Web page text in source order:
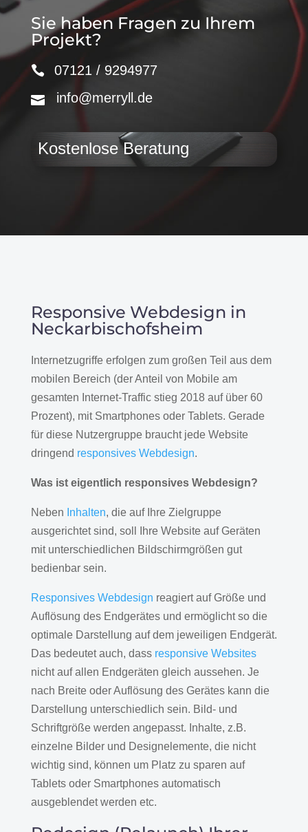
Sie haben Fragen zu Ihrem
Projekt?
07121 / 9294977
info@merryll.de
Kostenlose Beratung
Responsive Webdesign in
Neckarbischofsheim
Internetzugriffe erfolgen zum großen Teil aus dem
mobilen Bereich (der Anteil von Mobile am
gesamten Internet-Traffic stieg 2018 auf über 60
Prozent), mit Smartphones oder Tablets. Gerade
für diese Nutzergruppe braucht jede Website
dringend responsives Webdesign.
Was ist eigentlich responsives Webdesign?
Neben Inhalten, die auf Ihre Zielgruppe
ausgerichtet sind, soll Ihre Website auf Geräten
mit unterschiedlichen Bildschirmgrößen gut
bedienbar sein.
Responsives Webdesign reagiert auf Größe und
Auflösung des Endgerätes und ermöglicht so die
optimale Darstellung auf dem jeweiligen Endgerät.
Das bedeutet auch, dass responsive Websites
nicht auf allen Endgeräten gleich aussehen. Je
nach Breite oder Auflösung des Gerätes kann die
Darstellung unterschiedlich sein. Bild- und
Schriftgröße werden angepasst. Inhalte, z.B.
einzelne Bilder und Designelemente, die nicht
wichtig sind, können um Platz zu sparen auf
Tablets oder Smartphones automatisch
ausgeblendet werden etc.